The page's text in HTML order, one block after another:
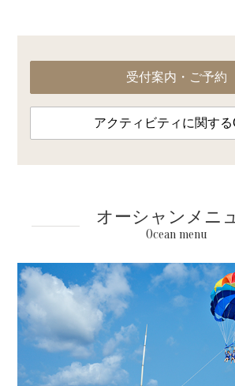
受付案内・ご予約
アクティビティに関す
オーシャンメニ
Ocean menu